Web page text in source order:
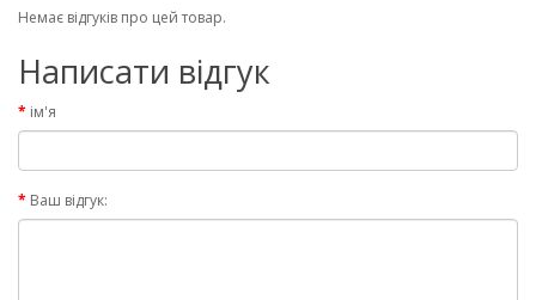
Немає відгуків про цей товар.
Написати відгук
ім'я
Ваш відгук: